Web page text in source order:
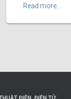
Read more…